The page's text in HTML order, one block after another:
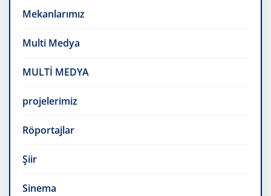
Mekanlarımız
Multi Medya
MULTİ MEDYA
projelerimiz
Röportajlar
Şiir
Sinema